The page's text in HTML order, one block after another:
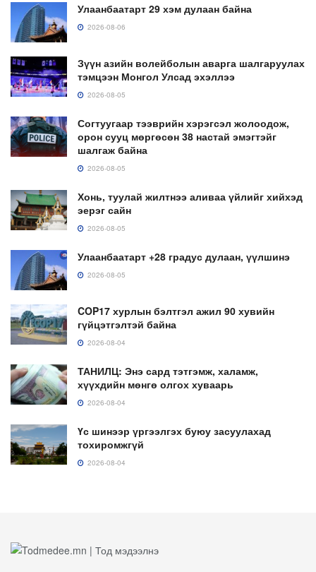
Улаанбаатарт 29 хэм дулаан байна
2026-08-06
Зүүн азийн волейболын аварга шалгаруулах
тэмцээн Монгол Улсад эхэллээ
2026-08-05
Согтуугаар тээврийн хэрэгсэл жолоодож,
орон сууц мөргөсөн 38 настай эмэгтэйг
шалгаж байна
2026-08-05
Хонь, туулай жилтнээ аливаа үйлийг хийхэд
эерэг сайн
2026-08-05
Улаанбаатарт +28 градус дулаан, үүлшинэ
2026-08-05
COP17 хурлын бэлтгэл ажил 90 хувийн
гүйцэтгэлтэй байна
2026-08-04
ТАНИЛЦ: Энэ сард тэтгэмж, халамж,
хүүхдийн мөнгө олгох хуваарь
2026-08-04
Үс шинээр үргээлгэх буюу засуулахад
тохиромжгүй
2026-08-04